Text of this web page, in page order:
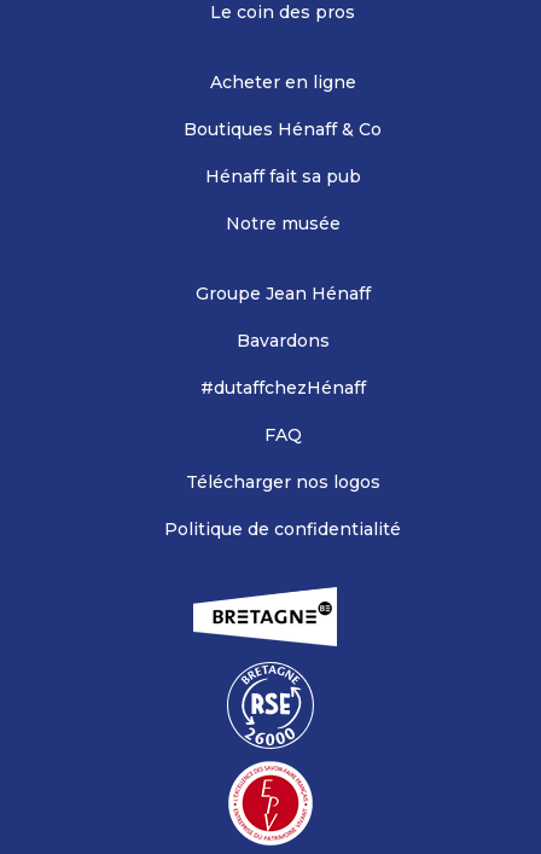
Le coin des pros
Acheter en ligne
Boutiques Hénaff & Co
Hénaff fait sa pub
Notre musée
Groupe Jean Hénaff
Bavardons
#dutaffchezHénaff
FAQ
Télécharger nos logos
Politique de confidentialité